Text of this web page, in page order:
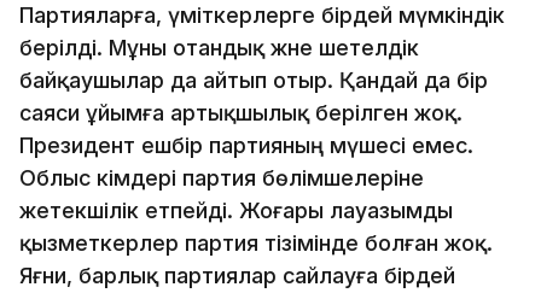
Партияларға, үміткерлерге бірдей мүмкіндік
берілді. Мұны отандық және шетелдік
байқаушылар да айтып отыр. Қандай да бір
саяси ұйымға артықшылық берілген жоқ.
Президент ешбір партияның мүшесі емес.
Облыс әкімдері партия бөлімшелеріне
жетекшілік етпейді. Жоғары лауазымды
қызметкерлер партия тізімінде болған жоқ.
Яғни, барлық партиялар сайлауға бірдей